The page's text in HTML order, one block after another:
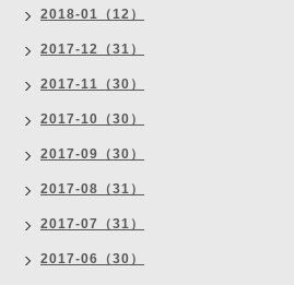
2018-01（12）
2017-12（31）
2017-11（30）
2017-10（30）
2017-09（30）
2017-08（31）
2017-07（31）
2017-06（30）